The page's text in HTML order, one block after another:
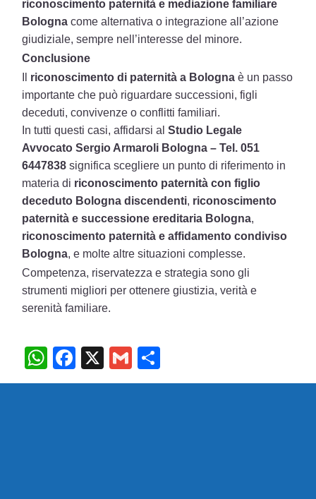
riconoscimento paternità e mediazione familiare
Bologna come alternativa o integrazione all’azione
giudiziale, sempre nell’interesse del minore.
Conclusione
riconoscimento di paternità a Bologna è un passo
importante che può riguardare successioni, figli
deceduti, convivenze o conflitti familiari.
In tutti questi casi, affidarsi alStudio Legale
Avvocato Sergio Armaroli Bologna – Tel. 051
6447838 significa scegliere un punto di riferimento in
materia di riconoscimento paternità con figlio
deceduto Bologna discendenti, riconoscimento
paternità e successione ereditaria Bologna,
riconoscimento paternità e affidamento condiviso
Bologna, e molte altre situazioni complesse.
Competenza, riservatezza e strategia sono gli
strumenti migliori per ottenere giustizia, verità e
serenità familiare.
W
h
F
a
X G
m o